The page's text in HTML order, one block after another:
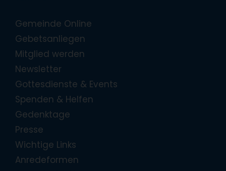
Gemeinde Online
Gebetsanliegen
Mitglied werden
Newsletter
Gottesdienste & Events
Spenden & Helfen
Gedenktage
Presse
Wichtige Links
Anredeformen